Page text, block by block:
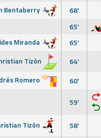
Bentaberry
68'
65'
Miranda
65'
Tizón
64'
Romero
60'
59'
Tizón
58'